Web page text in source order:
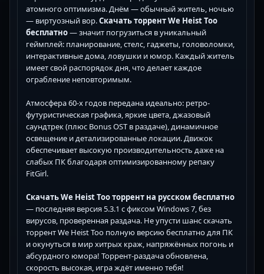
атомного оптимизма. Днём — обычный житель, ночью
— виртуозный вор.Скачать торрент We Heist Too
бесплатно— значит погрузиться в уникальный
геймплей: планирование, стелс, гаджеты, головоломки,
интерактивные дома, ловушки и юмор. Каждый житель
имеет свой распорядок дня, что делает каждое
ограбление неповторимым.
Атмосфера 60-х годов передана идеально: ретро-
футуристическая графика, яркие цвета, джазовый
саундтрек (плюс Bonus OST в раздаче), динамичное
освещение и детализированные локации. Движок
обеспечивает высокую производительность даже на
слабых ПК благодаря оптимизированному репаку
FitGirl.
Скачать We Heist Too торрент на русском бесплатно
— последняя версия 5.3.1 с фиксом Windows 7, без
вирусов, проверенная раздача. Не упусти шанс скачать
торрент We Heist Too полную версию бесплатно для ПК
и окунуться в мир хитрых краж, напряжённых погонь и
абсурдного юмора! Торрент-раздача обновлена,
скорость высокая, игра ждёт именно тебя!